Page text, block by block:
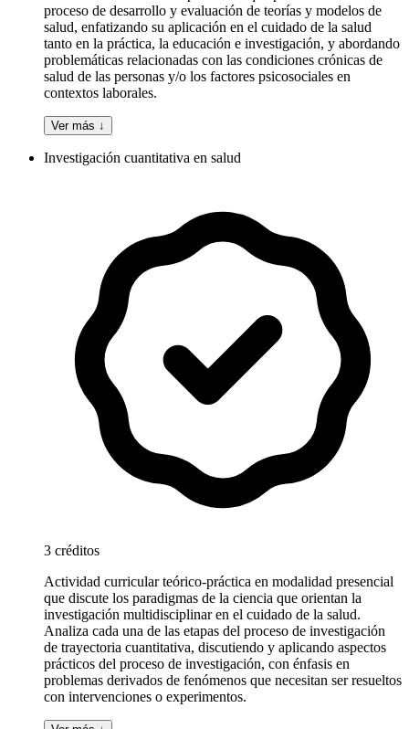
proceso de desarrollo y evaluación de teorías y modelos de
salud, enfatizando su aplicación en el cuidado de la salud
tanto en la práctica, la educación e investigación, y abordando
problemáticas relacionadas con las condiciones crónicas de
salud de las personas y/o los factores psicosociales en
contextos laborales.
Ver más ↓
Investigación cuantitativa en salud
3 créditos
Actividad curricular teórico-práctica en modalidad presencial
que discute los paradigmas de la ciencia que orientan la
investigación multidisciplinar en el cuidado de la salud.
Analiza cada una de las etapas del proceso de investigación
de trayectoria cuantitativa, discutiendo y aplicando aspectos
prácticos del proceso de investigación, con énfasis en
problemas derivados de fenómenos que necesitan ser resueltos
con intervenciones o experimentos.